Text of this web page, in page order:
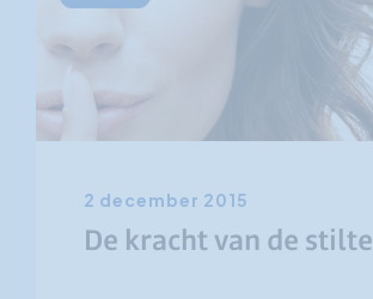
2 december 2015
De kracht van de stilte